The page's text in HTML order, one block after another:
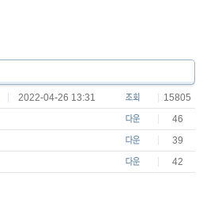
2022-04-26 13:31
15805
46
39
42